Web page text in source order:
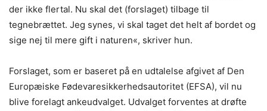
der ikke flertal. Nu skal det (forslaget) tilbage til
tegnebrættet. Jeg synes, vi skal taget det helt af bordet og
sige nej til mere gift i naturen«, skriver hun.
Forslaget, som er baseret på en udtalelse afgivet af Den
Europæiske Fødevaresikkerhedsautoritet (EFSA), vil nu
blive forelagt ankeudvalget. Udvalget forventes at drøfte